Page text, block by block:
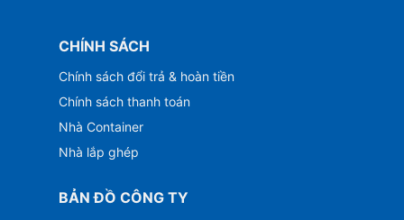
CHÍNH SÁCH
Chính sách đổi trả & hoàn tiền
Chính sách thanh toán
Nhà Container
Nhà lắp ghép
BẢN ĐỒ CÔNG TY